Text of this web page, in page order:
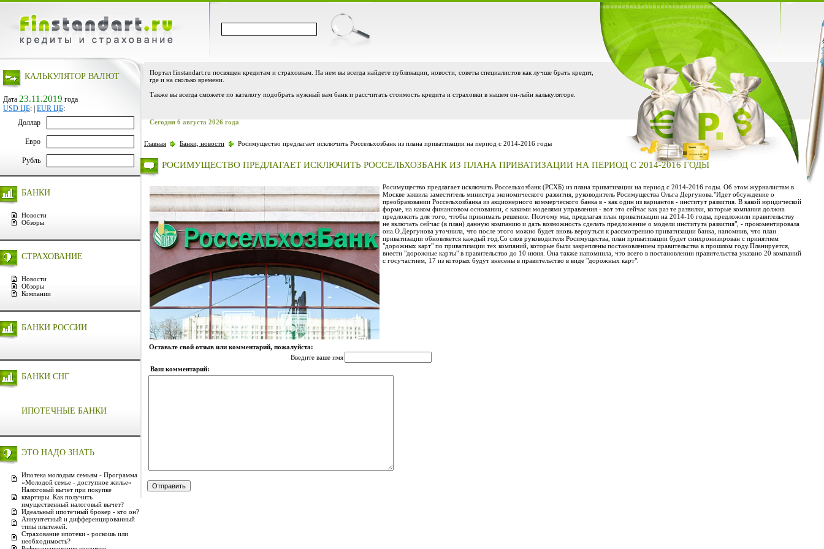
КАЛЬКУЛЯТОР ВАЛЮТ
Дата 23.11.2019 года
USD ЦБ: EUR ЦБ:
Доллар
Евро
Рубль
БАНКИ
Новости
Обзоры
СТРАХОВАНИЕ
Новости
Обзоры
Компании
БАНКИ РОССИИ
БАНКИ СНГ
ИПОТЕЧНЫЕ БАНКИ
ЭТО НАДО ЗНАТЬ
Ипотека молодым семьям - Программа
«Молодой семье - доступное жилье»
Налоговый вычет при покупке
квартиры. Как получить
имущественный налоговый вычет?
Идеальный ипотечный брокер - кто он?
Аннуитетный и дифференцированный
типы платежей.
Страхование ипотеки - роскошь или
необходимость?
Портал finstandart.ru посвящен кредитам и страховкам. На нем вы всегда найдете публикации, новости, советы специалистов как лучше брать кредит,
где и на сколько времени.
Также вы всегда сможете по каталогу подобрать нужный вам банк и рассчитать стоимость кредита и страховки в нашем он-лайн калькуляторе.
Сегодня 6 августа 2026 года
Главная Банки, новости Росимущество предлагает исключить Россельхозбанк из плана приватизации на период с 2014-2016 годы
РОСИМУЩЕСТВО ПРЕДЛАГАЕТ ИСКЛЮЧИТЬ РОССЕЛЬХОЗБАНК ИЗ ПЛАНА ПРИВАТИЗАЦИИ НА ПЕРИОД С 2014-2016 ГОДЫ
Росимущество предлагает исключить Россельхозбанк (РСХБ) из плана приватизации на период с 2014-2016 годы. Об этом журналистам в
Москве заявила заместитель министра экономического развития, руководитель Росимущества Ольга Дергунова."Идет обсуждение о
преобразовании Россельхозбанка из акционерного коммерческого банка в - как один из вариантов - институт развития. В какой юридической
форме, на каком финансовом основании, с какими моделями управления - вот это сейчас как раз те развилки, которые компания должна
предложить для того, чтобы принимать решение. Поэтому мы, предлагая план приватизации на 2014-16 годы, предложили правительству
не включать сейчас (в план) данную компанию и дать возможность сделать предложение о модели института развития", - прокоментировала
она.О.Дергунова уточнила, что после этого можно будет вновь вернуться к рассмотрению приватизации банка, напомнив, что план
приватизации обновляется каждый год.Со слов руководителя Росимущества, план приватизации будет синхронизирован с принятием
"дорожных карт" по приватизации тех компаний, которые были закреплены постановлением правительства в прошлом году.Планируется,
внести "дорожные карты" в правительство до 10 июня. Она также напомнила, что всего в постановлении правительства указано 20 компаний
с госучастием, 17 из которых будут внесены в правительство в виде "дорожных карт".
Оставьте свой отзыв или комментарий, пожалуйста:
Введите ваше имя
Ваш комментарий: